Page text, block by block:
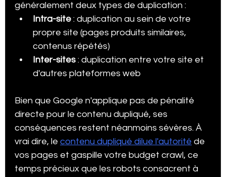
généralement deux types de duplication :
Intra-site : duplication au sein de votre
propre site (pages produits similaires,
contenus répétés)
Inter-sites : duplication entre votre site et
d'autres plateformes web
Bien que Google n'applique pas de pénalité
directe pour le contenu dupliqué, ses
conséquences restent néanmoins sévères. À
vrai dire, le contenu dupliqué dilue l'autorité de
vos pages et gaspille votre budget crawl, ce
temps précieux que les robots consacrent à